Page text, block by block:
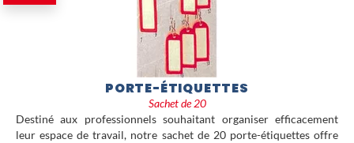
PORTE-ÉTIQUETTES
Sachet de 20
Destiné aux professionnels souhaitant organiser efficacement
leur espace de travail, notre sachet de 20 porte-étiquettes offre